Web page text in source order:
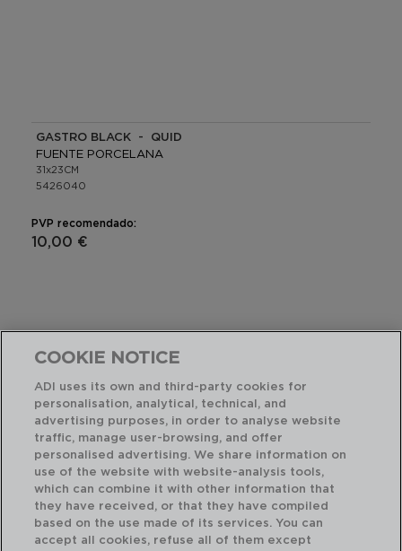
GASTRO BLACK - QUID
FUENTE PORCELANA
31x23CM
5426040
PVP recomendado:
10,00 €
COOKIE NOTICE
ADI uses its own and third-party cookies for
personalisation, analytical, technical, and
advertising purposes, in order to analyse website
traffic, manage user-browsing, and offer
personalised advertising. We share information on
use of the website with website-analysis tools,
which can combine it with other information that
they have received, or that they have compiled
based on the use made of its services. You can
accept all cookies, refuse all of them except